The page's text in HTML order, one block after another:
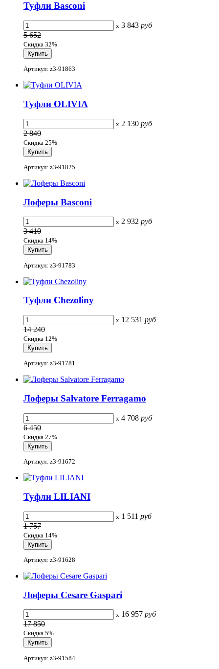
Туфли Basconi
x 3 843 руб
5 652
Скидка 32%
Артикул: z3-91863
Туфли OLIVIA
x 2 130 руб
2 840
Скидка 25%
Артикул: z3-91825
Лоферы Basconi
x 2 932 руб
3 410
Скидка 14%
Артикул: z3-91783
Туфли Chezoliny
x 12 531 руб
14 240
Скидка 12%
Артикул: z3-91781
Лоферы Salvatore Ferragamo
x 4 708 руб
6 450
Скидка 27%
Артикул: z3-91672
Туфли LILIANI
x 1 511 руб
1 757
Скидка 14%
Артикул: z3-91628
Лоферы Cesare Gaspari
x 16 957 руб
17 850
Скидка 5%
Артикул: z3-91584